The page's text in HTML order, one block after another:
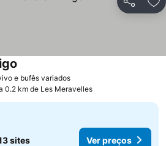
Partilhar
e bufês variados
0.2 km de Les Meravelles
sites Ver preços